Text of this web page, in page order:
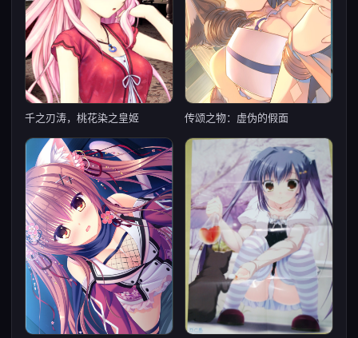
千之刃涛，桃花染之皇姬 传颂之物：虚伪的假面